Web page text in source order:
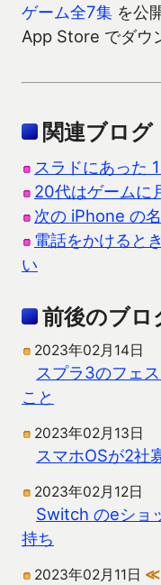
ゲーム全7集 を公
App Store でダウ
関連ブログ
スラドにあった
20代はゲームに
次の iPhone の
電話をかけると
い
前後のブロ
2023年02月14日
スプラ3のフェ
こと
2023年02月13日
スマホOSが2社
2023年02月12日
Switch のeショ
持ち
2023年02月11日 ≪